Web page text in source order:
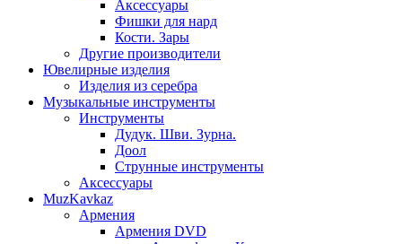
Аксессуары
Фишки для нард
Кости. Зары
Другие производители
Ювелирные изделия
Изделия из серебра
Музыкальные инструменты
Инструменты
Дудук. Шви. Зурна.
Доол
Струнные инструменты
Аксессуары
MuzKavkaz
Армения
Армения DVD